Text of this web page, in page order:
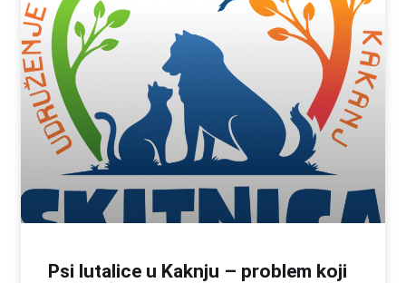
Psi lutalice u Kaknju – problem koji